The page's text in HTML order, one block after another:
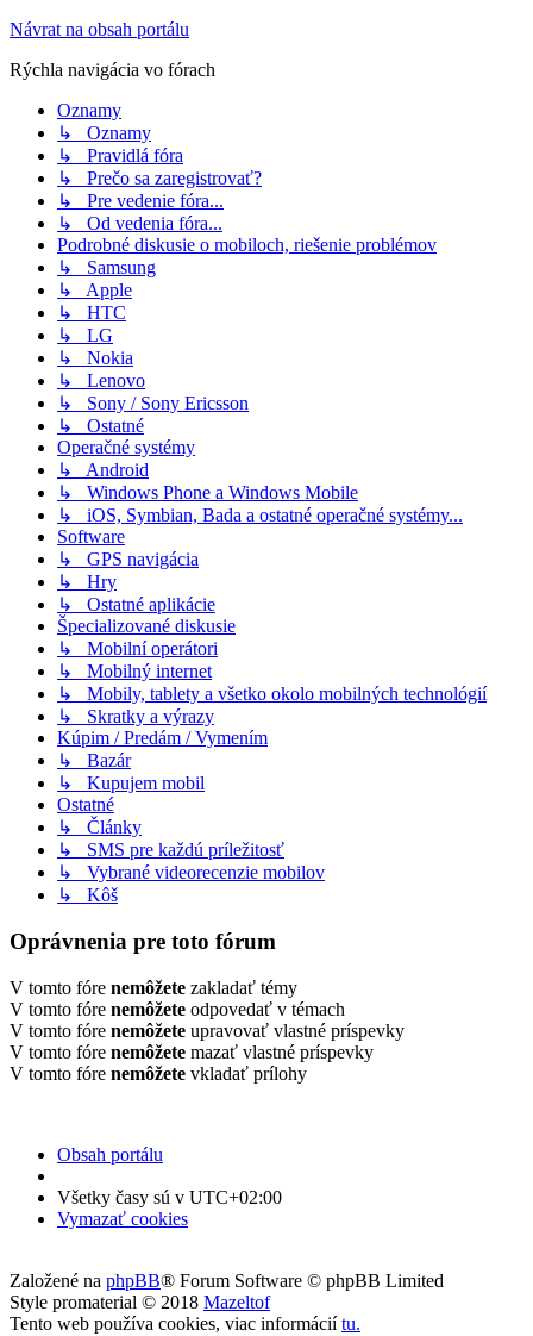
Návrat na obsah portálu
Rýchla navigácia vo fórach
Oznamy
↳ Oznamy
↳ Pravidlá fóra
↳ Prečo sa zaregistrovať?
↳ Pre vedenie fóra...
↳ Od vedenia fóra...
Podrobné diskusie o mobiloch, riešenie problémov
↳ Samsung
↳ Apple
↳ HTC
↳ LG
↳ Nokia
↳ Lenovo
↳ Sony / Sony Ericsson
↳ Ostatné
Operačné systémy
↳ Android
↳ Windows Phone a Windows Mobile
↳ iOS, Symbian, Bada a ostatné operačné systémy...
Software
↳ GPS navigácia
↳ Hry
↳ Ostatné aplikácie
Špecializované diskusie
↳ Mobilní operátori
↳ Mobilný internet
↳ Mobily, tablety a všetko okolo mobilných technológií
↳ Skratky a výrazy
Kúpim / Predám / Vymením
↳ Bazár
↳ Kupujem mobil
Ostatné
↳ Články
↳ SMS pre každú príležitosť
↳ Vybrané videorecenzie mobilov
↳ Kôš
Oprávnenia pre toto fórum
V tomto fóre nemôžete zakladať témy
V tomto fóre nemôžete odpovedať v témach
V tomto fóre nemôžete upravovať vlastné príspevky
V tomto fóre nemôžete mazať vlastné príspevky
V tomto fóre nemôžete vkladať prílohy
Obsah portálu
Všetky časy sú v UTC+02:00
Vymazať cookies
Založené na phpBB® Forum Software © phpBB Limited
Style promaterial © 2018 Mazeltof
Tento web používa cookies, viac informáciítu.